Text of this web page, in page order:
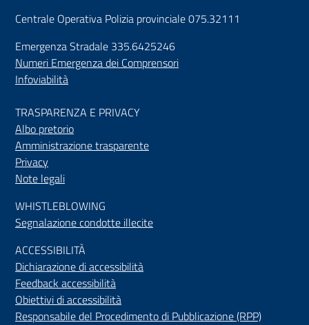
Centrale Operativa Polizia provinciale 075.32111
Emergenza Stradale 335.6425246
Numeri Emergenza dei Comprensori
Infoviabilità
TRASPARENZA E PRIVACY
Albo pretorio
Amministrazione trasparente
Privacy
Note legali
WHISTLEBLOWING
Segnalazione condotte illecite
ACCESSIBILITÀ
Dichiarazione di accessibilità
Feedback accessibilità
Obiettivi di accessibilità
Responsabile del Procedimento di Pubblicazione (RPP)